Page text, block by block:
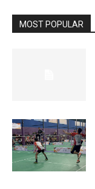
MOST POPULAR